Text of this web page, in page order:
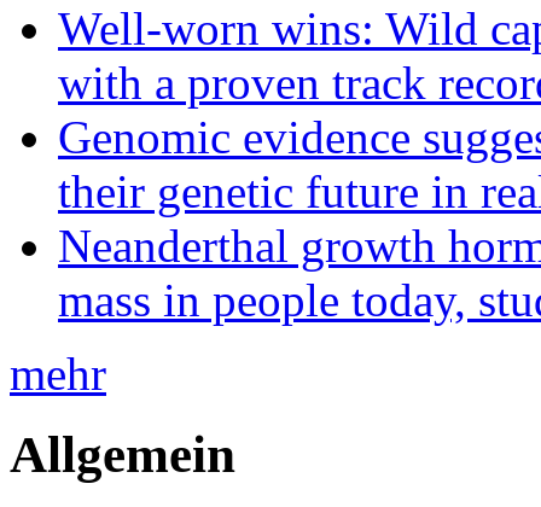
Well-worn wins: Wild
with a proven track
Genomic evidence
their genetic future in
Neanderthal growth
mass in people today,
mehr
Allgemein